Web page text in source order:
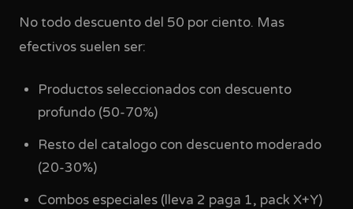
No todo descuento del 50 por ciento. Mas
efectivos suelen ser:
Productos seleccionados con descuento
profundo (50-70%)
Resto del catalogo con descuento moderado
(20-30%)
Combos especiales (lleva 2 paga 1, pack X+Y)